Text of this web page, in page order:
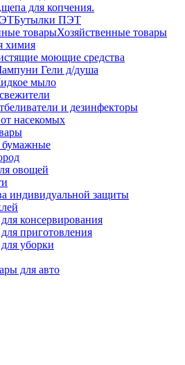
для копчения.
Бутылки ПЭТ
Хозяйственные товары
химия
моющие средства
Гели д/душа
мыло
и дезинфекторы
насекомых
овощей
индивидуальной защиты
консервирования
приготовления
уборки
для авто